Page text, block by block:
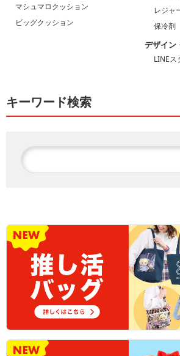
マシュマロクッション
ビッグクッション
レジャ
保冷剤
デザイン
LINEス
キーワード検索